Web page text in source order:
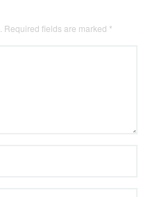
Required fields are marked *